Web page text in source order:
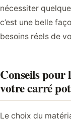
nécessiter
c’est une belle
besoins réels de
Conseils pour
votre carré
Le choix du